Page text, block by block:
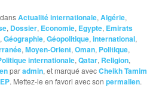
Actualité internationale,Algérie,
, Dossier, Economie, Egypte, Emirats
,Géographie,Géopolitique,international,
,Moyen-Orient,Oman, Politique,
internationale,Qatar, Religion,
paradmin, et marqué avecCheikh Tamim
. Mettez-le en favori avec sonpermalien.